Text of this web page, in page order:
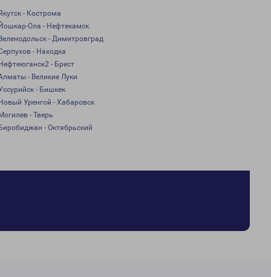
- Кострома
Ола - Нефтекамск
- Димитровград
- Находка
- Брест
- Великие Луки
- Бишкек
Уренгой - Хабаровск
- Тверь
- Октябрьский